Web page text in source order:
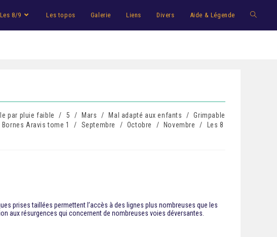
Les 8/9 Les topos Galerie Liens Divers Aide & Légende
par pluie faible / 5 / Mars / Mal adapté aux enfants / Grimpable
Bornes Aravis tome 1 / Septembre / Octobre / Novembre /
Les 8
prises taillées permettent l’accès à des lignes plus nombreuses que les
aux résurgences qui concernent de nombreuses voies déversantes.